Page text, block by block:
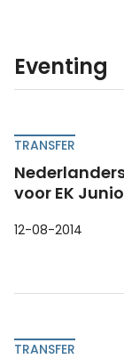
Eventing
TRANSFER
voor EK
12-08-2014
TRANSFER